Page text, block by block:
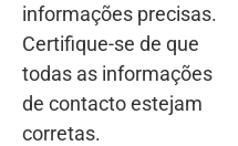
informações precisas.
Certifique-se de que
todas as informações
de contacto estejam
corretas.